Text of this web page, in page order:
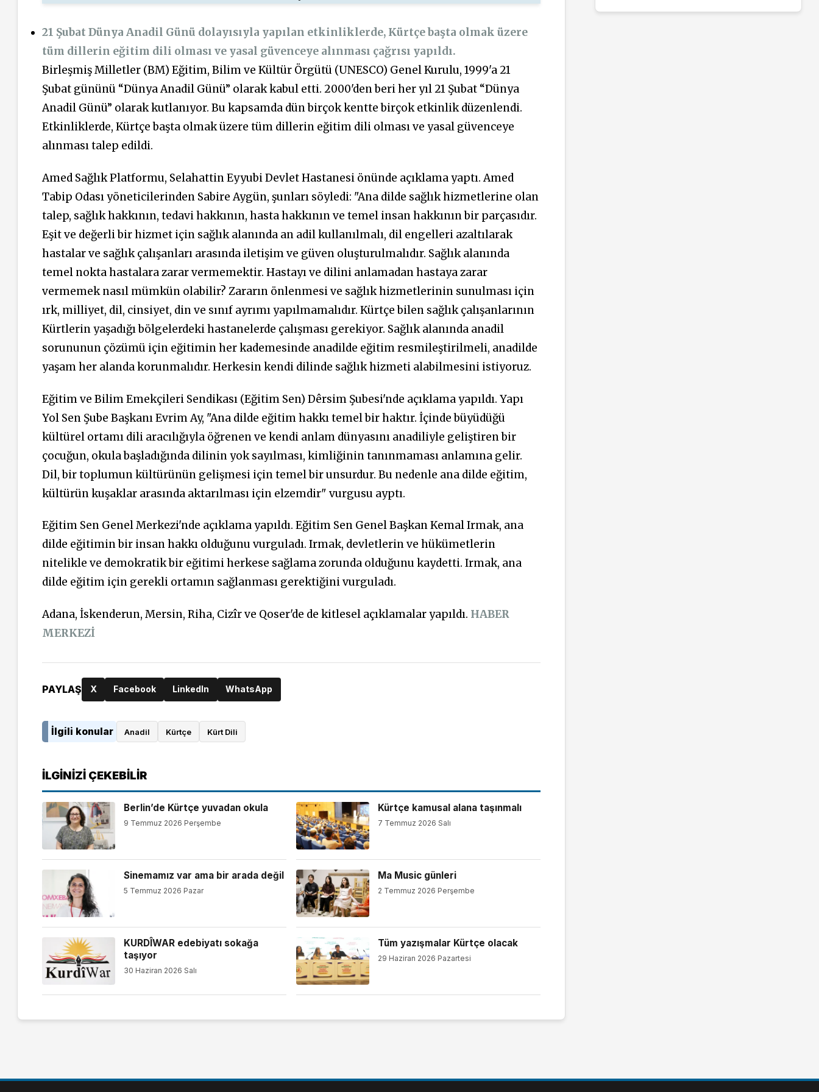
21 Şubat Dünya Anadil Günü dolayısıyla yapılan etkinliklerde, Kürtçe başta olmak üzere
tüm dillerin eğitim dili olması ve yasal güvenceye alınması çağrısı yapıldı.
Birleşmiş Milletler (BM) Eğitim, Bilim ve Kültür Örgütü (UNESCO) Genel Kurulu, 1999'a 21
Şubat gününü “Dünya Anadil Günü” olarak kabul etti. 2000'den beri her yıl 21 Şubat “Dünya
Anadil Günü” olarak kutlanıyor. Bu kapsamda dün birçok kentte birçok etkinlik düzenlendi.
Etkinliklerde, Kürtçe başta olmak üzere tüm dillerin eğitim dili olması ve yasal güvenceye
alınması talep edildi.
Amed Sağlık Platformu, Selahattin Eyyubi Devlet Hastanesi önünde açıklama yaptı. Amed
Tabip Odası yöneticilerinden Sabire Aygün, şunları söyledi: "Ana dilde sağlık hizmetlerine olan
talep, sağlık hakkının, tedavi hakkının, hasta hakkının ve temel insan hakkının bir parçasıdır.
Eşit ve değerli bir hizmet için sağlık alanında an adil kullanılmalı, dil engelleri azaltılarak
hastalar ve sağlık çalışanları arasında iletişim ve güven oluşturulmalıdır. Sağlık alanında
temel nokta hastalara zarar vermemektir. Hastayı ve dilini anlamadan hastaya zarar
vermemek nasıl mümkün olabilir? Zararın önlenmesi ve sağlık hizmetlerinin sunulması için
ırk, milliyet, dil, cinsiyet, din ve sınıf ayrımı yapılmamalıdır. Kürtçe bilen sağlık çalışanlarının
Kürtlerin yaşadığı bölgelerdeki hastanelerde çalışması gerekiyor. Sağlık alanında anadil
sorununun çözümü için eğitimin her kademesinde anadilde eğitim resmileştirilmeli, anadilde
yaşam her alanda korunmalıdır. Herkesin kendi dilinde sağlık hizmeti alabilmesini istiyoruz.
Eğitim ve Bilim Emekçileri Sendikası (Eğitim Sen) Dêrsim Şubesi'nde açıklama yapıldı. Yapı
Yol Sen Şube Başkanı Evrim Ay, "Ana dilde eğitim hakkı temel bir haktır. İçinde büyüdüğü
kültürel ortamı dili aracılığıyla öğrenen ve kendi anlam dünyasını anadiliyle geliştiren bir
çocuğun, okula başladığında dilinin yok sayılması, kimliğinin tanınmaması anlamına gelir.
Dil, bir toplumun kültürünün gelişmesi için temel bir unsurdur. Bu nedenle ana dilde eğitim,
kültürün kuşaklar arasında aktarılması için elzemdir" vurgusu ayptı.
Eğitim Sen Genel Merkezi'nde açıklama yapıldı. Eğitim Sen Genel Başkan Kemal Irmak, ana
dilde eğitimin bir insan hakkı olduğunu vurguladı. Irmak, devletlerin ve hükümetlerin
nitelikle ve demokratik bir eğitimi herkese sağlama zorunda olduğunu kaydetti. Irmak, ana
dilde eğitim için gerekli ortamın sağlanması gerektiğini vurguladı.
Adana, İskenderun, Mersin, Riha, Cizîr ve Qoser'de de kitlesel açıklamalar yapıldı. HABER
MERKEZİ
PAYLAŞ X Facebook LinkedIn WhatsApp
İlgili konular Anadil Kürtçe Kürt Dili
İLGINIZI ÇEKEBILIR
Berlin’de Kürtçe yuvadan okula
9 Temmuz 2026 Perşembe
Kürtçe kamusal alana taşınmalı
7 Temmuz 2026 Salı
Sinemamız var ama bir arada değil
5 Temmuz 2026 Pazar
Ma Music günleri
2 Temmuz 2026 Perşembe
KURDÎWAR edebiyatı sokağa
taşıyor
30 Haziran 2026 Salı
Tüm yazışmalar Kürtçe olacak
29 Haziran 2026 Pazartesi